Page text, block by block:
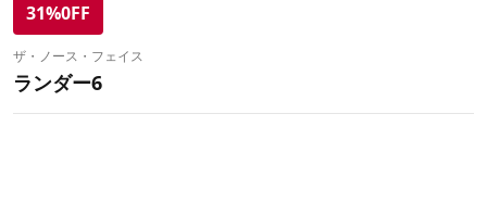
31%0FF
ザ・ノース・フェイス
ランダー6